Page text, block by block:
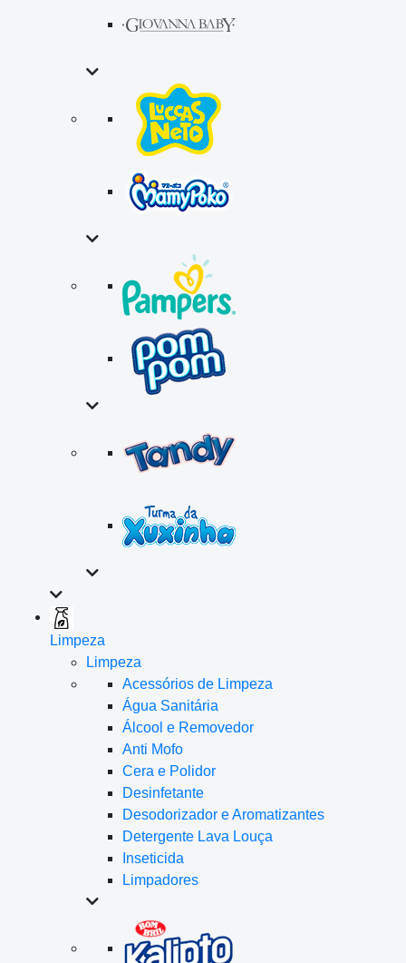
Limpeza
Limpeza
Acessórios de Limpeza
Água Sanitária
Álcool e Removedor
Anti Mofo
Cera e Polidor
Desinfetante
Desodorizador e Aromatizantes
Detergente Lava Louça
Inseticida
Limpadores